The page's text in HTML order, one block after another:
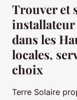
Trouver et
installateur
dans les
locales,
choix
Terre Solaire